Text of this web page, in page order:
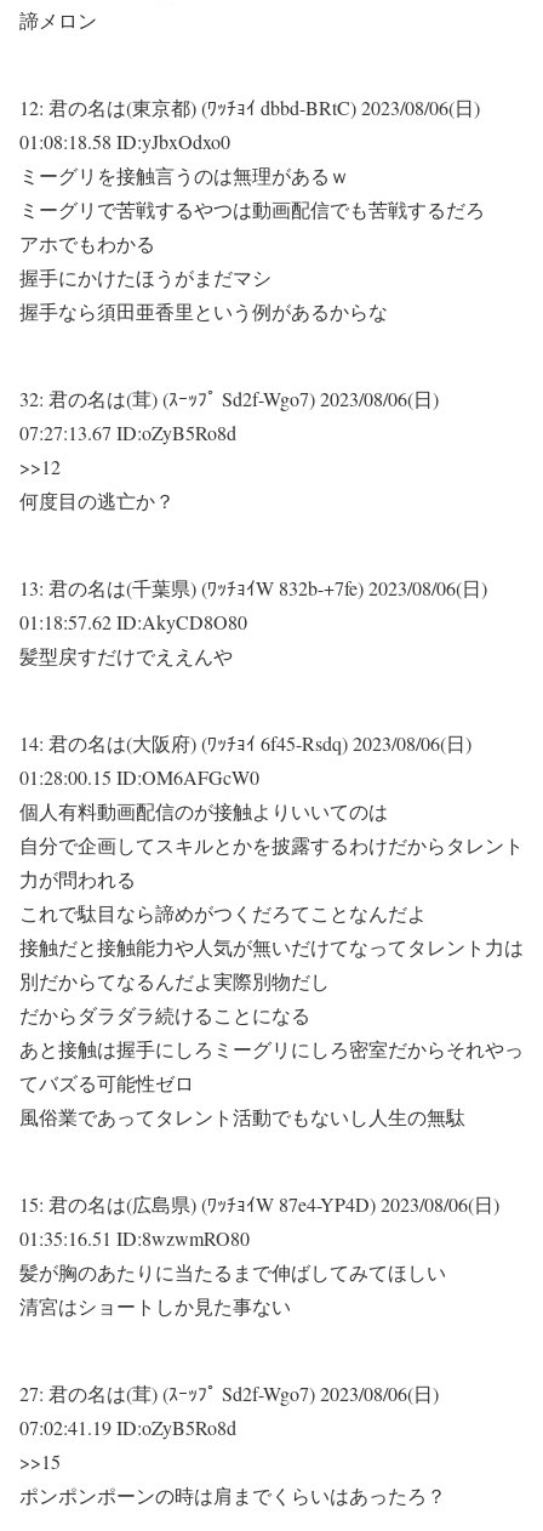
諦メロン
12: 君の名は(東京都) (ﾜｯﾁｮｲ dbbd-BRtC)2023/08/06(日)
01:08:18.58 ID:yJbxOdxo0
ミーグリを接触言うのは無理があるｗ
ミーグリで苦戦するやつは動画配信でも苦戦するだろ
アホでもわかる
握手にかけたほうがまだマシ
握手なら須田亜香里という例があるからな
32: 君の名は(茸) (ｽｰｯﾌﾟ Sd2f-Wgo7)2023/08/06(日)
07:27:13.67 ID:oZyB5Ro8d
>>12
何度目の逃亡か？
13: 君の名は(千葉県) (ﾜｯﾁｮｲW 832b-+7fe)2023/08/06(日)
01:18:57.62 ID:AkyCD8O80
髪型戻すだけでええんや
14: 君の名は(大阪府) (ﾜｯﾁｮｲ 6f45-Rsdq)2023/08/06(日)
01:28:00.15 ID:OM6AFGcW0
個人有料動画配信のが接触よりいいてのは
自分で企画してスキルとかを披露するわけだからタレント
力が問われる
これで駄目なら諦めがつくだろてことなんだよ
接触だと接触能力や人気が無いだけてなってタレント力は
別だからてなるんだよ実際別物だし
だからダラダラ続けることになる
あと接触は握手にしろミーグリにしろ密室だからそれやっ
てバズる可能性ゼロ
風俗業であってタレント活動でもないし人生の無駄
15: 君の名は(広島県) (ﾜｯﾁｮｲW 87e4-YP4D)2023/08/06(日)
01:35:16.51 ID:8wzwmRO80
髪が胸のあたりに当たるまで伸ばしてみてほしい
清宮はショートしか見た事ない
27: 君の名は(茸) (ｽｰｯﾌﾟ Sd2f-Wgo7)2023/08/06(日)
07:02:41.19 ID:oZyB5Ro8d
>>15
ポンポンポーンの時は肩までくらいはあったろ？